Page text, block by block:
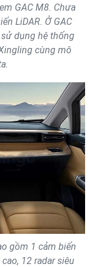
GAC M8. Chưa
LiDAR. Ở GAC
dụng hệ thống
cùng mô
gồm 1 cảm biến
12 radar siêu